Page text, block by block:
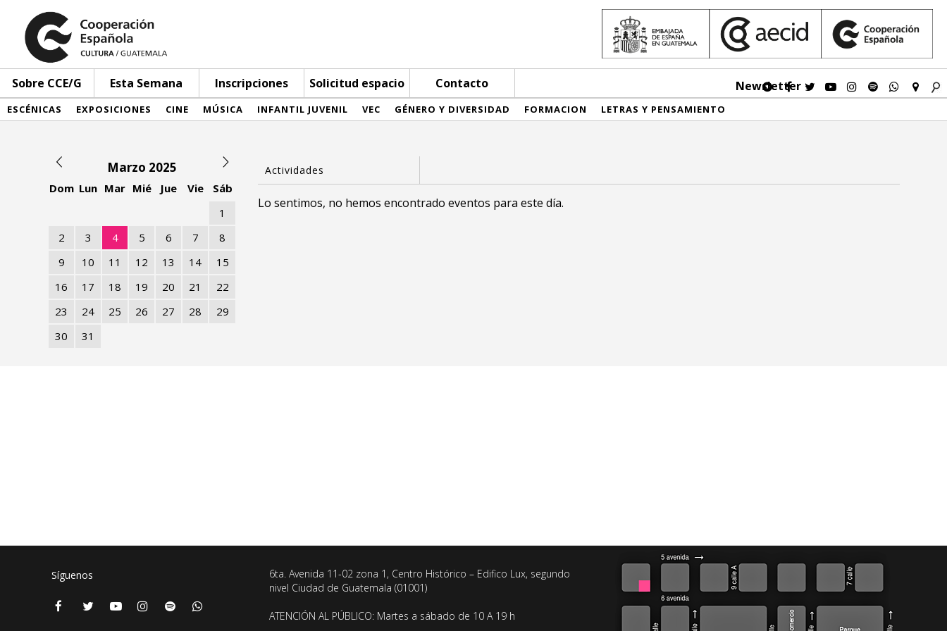
Sobre CCE/G Esta Semana Inscripciones Solicitud espacio Contacto Newsletter
ESCÉNICAS EXPOSICIONES CINE MÚSICA INFANTIL JUVENIL VEC GÉNERO Y DIVERSIDAD FORMACION LETRAS Y PENSAMIENTO
Marzo 2025
Dom Lun Mar Mié Jue Vie
Sáb
1
2
3 4 5 6 7
8
9
10 11 12 13 14
15
16
17 18 19 20 21
22
23
24 25 26 27 28
29
30
31
Lo sentimos, no hemos encontrado eventos para este día.
Síguenos
6ta. Avenida 11-02 zona 1, Centro Histórico – Edifico Lux, segundo
nivel Ciudad de Guatemala (01001)
ATENCIÓN AL PÚBLICO: Martes a sábado de 10 A 19 h